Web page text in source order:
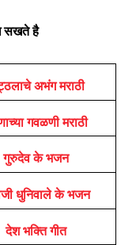
सखते है
अभंग मराठी
गवळणी मराठी
गुरुदेव के भजन
धुनिवाले के भजन
देश भक्ति गीत